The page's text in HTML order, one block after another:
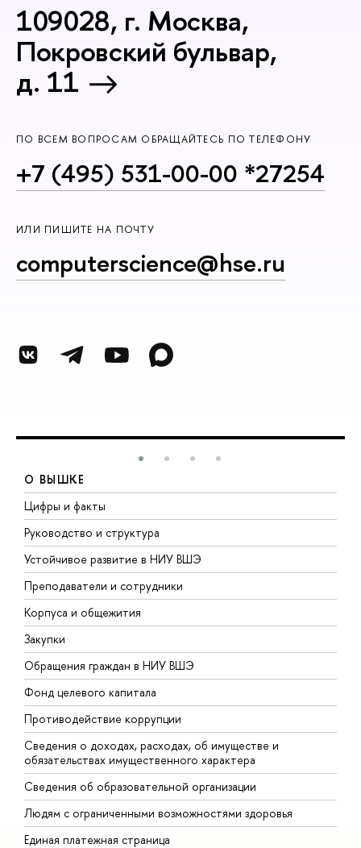
109028, г. Москва,
Покровский бульвар,
д. 11
ПО ВСЕМ ВОПРОСАМ ОБРАЩАЙТЕСЬ ПО ТЕЛЕФОНУ
+7 (495) 531-00-00 *27254
ИЛИ ПИШИТЕ НА ПОЧТУ
computerscience@hse.ru
О ВЫШКЕ
Цифры и факты
Руководство и структура
Устойчивое развитие в НИУ ВШЭ
Преподаватели и сотрудники
Корпуса и общежития
Закупки
Обращения граждан в НИУ ВШЭ
Фонд целевого капитала
Противодействие коррупции
Сведения о доходах, расходах, об имуществе и
обязательствах имущественного характера
Сведения об образовательной организации
Людям с ограниченными возможностями здоровья
Единая платежная страница